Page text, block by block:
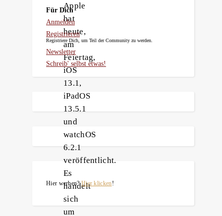
Apple
hat
heute,
am
Feiertag,
iOS
13.1,
iPadOS
13.5.1
und
watchOS
6.2.1
veröffentlicht.
Es
handelt
sich
um
Für Dich
Anmelden
Registrieren
Registriere Dich, um Teil der Community zu werden.
Newsletter
Schreib' selbst etwas!
Hier werben?Hier klicken!